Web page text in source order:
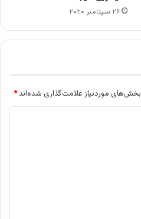
۲۶ سپتامبر ۲۰۲۰
بخش‌های موردنیاز علامت‌گذاری شده‌اند*